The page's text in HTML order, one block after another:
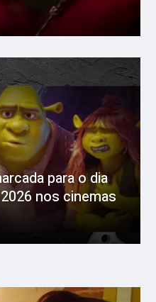
para o dia
nos cinemas